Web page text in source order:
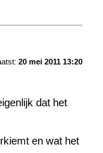
20 mei 2011 13:20
dat het
en wat het